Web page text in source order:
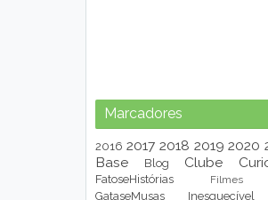
Marcadores
2016 2017 2018 2019 2020
Base
Blog Clube
FatoseHistórias
Filmes
GataseMusas Inesquecível